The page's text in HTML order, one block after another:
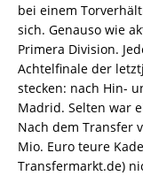
bei einem
sich. Genauso wie
Primera Division.
Achtelfinale der
stecken: nach Hin-
Madrid. Selten war
Nach dem Transfer
Mio. Euro teure
Transfermarkt.de)